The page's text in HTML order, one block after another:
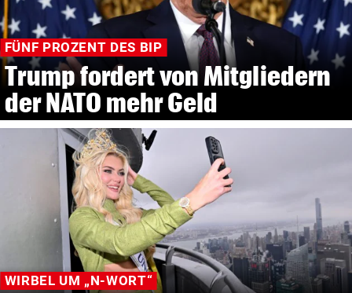
FÜNF PROZENT DES BIP
Trump fordert von Mitgliedern
der NATO mehr Geld
WIRBEL UM „N-WORT“